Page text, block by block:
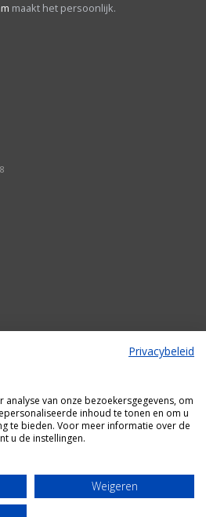
maakt het persoonlijk.
door
Privacybeleid
analyse van onze bezoekersgegevens, om
inhoud te tonen en om u
te bieden. Voor meer informatie over de
u de instellingen.
Weigeren